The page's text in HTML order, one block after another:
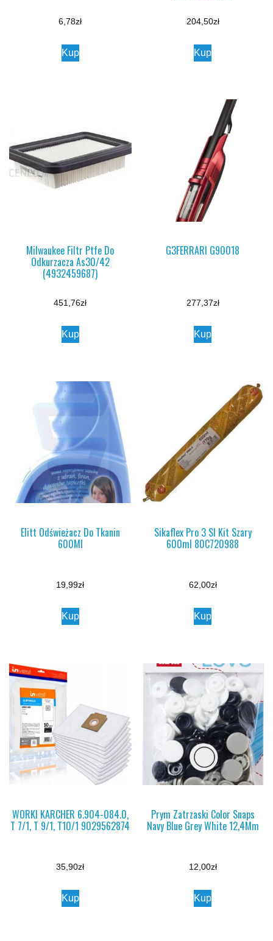
6,78zł
Kup
204,50zł
Kup
Milwaukee Filtr Ptfe Do
Odkurzacza As30/42
(4932459687)
451,76zł
Kup
G3FERRARI G90018
277,37zł
Kup
Elitt Odświeżacz Do Tkanin
600Ml
19,99zł
Kup
Sikaflex Pro 3 Sl Kit Szary
600ml 80C720988
62,00zł
Kup
WORKI KARCHER 6.904-084.0,
T 7/1, T 9/1, T10/1 9029562874
35,90zł
Kup
Prym Zatrzaski Color Snaps
Navy Blue Grey White 12,4Mm
12,00zł
Kup